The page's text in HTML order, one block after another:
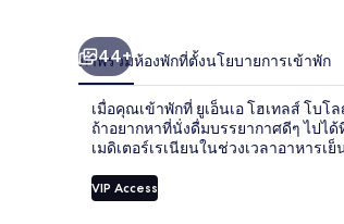
44+
ภาพรวมห้องพักที่ตั้งนโยบายการเข้าพัก
เมื่อคุณเข้าพักที่ ยูเอ็นเอ โฮเทลส์ โบ
ถ้าอยากหาที่นั่งดื่มบรรยากาศดีๆ ไปได้
เมดิเตอร์เรเนียนในช่วงเวลาอาหาร
VIP Access